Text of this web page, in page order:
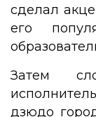
сделал
его
Затем
дзюдо